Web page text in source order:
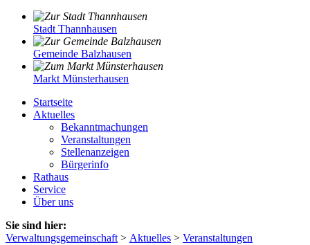
Stadt Thannhausen
Gemeinde Balzhausen
Markt Münsterhausen
Startseite
Aktuelles
Bekanntmachungen
Veranstaltungen
Stellenanzeigen
Bürgerinfo
Rathaus
Service
Über uns
Sie sind hier:
Verwaltungsgemeinschaft > Aktuelles > Veranstaltungen